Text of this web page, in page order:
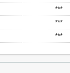
***
***
***